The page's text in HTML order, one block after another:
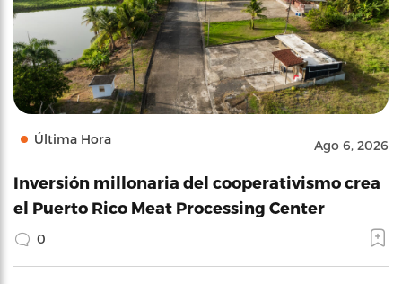
Última Hora Ago 6, 2026
Inversión millonaria del cooperativismo crea
el Puerto Rico Meat Processing Center
0